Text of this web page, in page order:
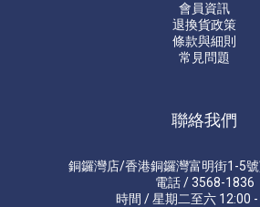
會員資訊
退換貨政策
條款與細則
常見問題
聯絡我們
銅鑼灣店/香港銅鑼灣富明街1-5
電話 / 3568-1836
時間 / 星期二至六 12:00 -